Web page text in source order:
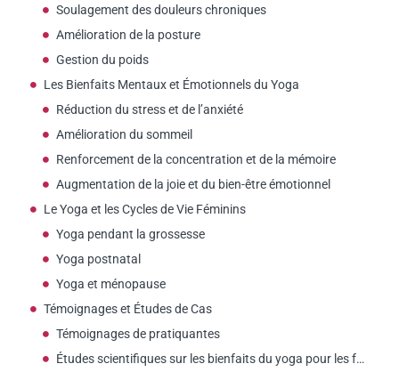
Soulagement des douleurs chroniques
Amélioration de la posture
Gestion du poids
Les Bienfaits Mentaux et Émotionnels du Yoga
Réduction du stress et de l’anxiété
Amélioration du sommeil
Renforcement de la concentration et de la mémoire
Augmentation de la joie et du bien-être émotionnel
Le Yoga et les Cycles de Vie Féminins
Yoga pendant la grossesse
Yoga postnatal
Yoga et ménopause
Témoignages et Études de Cas
Témoignages de pratiquantes
Études scientifiques sur les bienfaits du yoga pour les femmes